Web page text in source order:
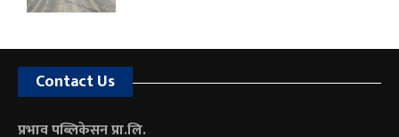
Contact Us
प्रभाव पब्लिकेसन प्रा.लि.